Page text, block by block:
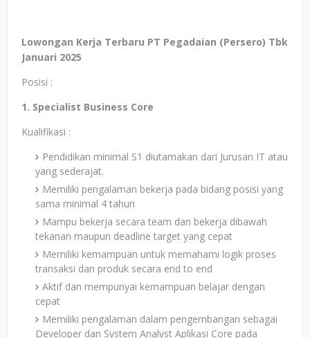
Lowongan Kerja Terbaru PT Pegadaian (Persero) Tbk
Januari 2025
Posisi :
1. Specialist Business Core
Kualifikasi :
Pendidikan minimal S1 diutamakan dari Jurusan IT atau
yang sederajat.
Memiliki pengalaman bekerja pada bidang posisi yang
sama minimal 4 tahun
Mampu bekerja secara team dan bekerja dibawah
tekanan maupun deadline target yang cepat
Memiliki kemampuan untuk memahami logik proses
transaksi dan produk secara end to end
Aktif dan mempunyai kemampuan belajar dengan
cepat
Memiliki pengalaman dalam pengembangan sebagai
Developer dan System Analyst Aplikasi Core pada